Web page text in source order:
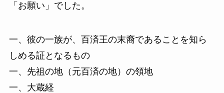
「お願い」でした。
一、彼の一族が、百済王の末裔であることを知ら
しめる証となるもの
一、先祖の地（元百済の地）の領地
一、大蔵経